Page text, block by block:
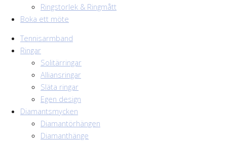
Ringstorlek & Ringmått
Boka ett möte
Tennisarmband
Ringar
Solitärringar
Alliansringar
Släta ringar
Egen design
Diamantsmycken
Diamantörhängen
Diamanthänge